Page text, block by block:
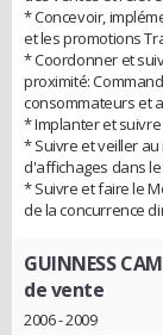
* Concevoir,
et les promotions
* Coordonner et
proximité:
consommateurs et
* Implanter et
* Suivre et veiller
d'affichages dans
* Suivre et faire le
de la concurrence
GUINNESS
de vente
2006 - 2009